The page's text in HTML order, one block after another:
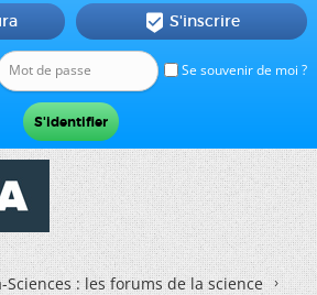
Se souvenir de moi ?
 S'inscrire
Sciences : les forums de la science